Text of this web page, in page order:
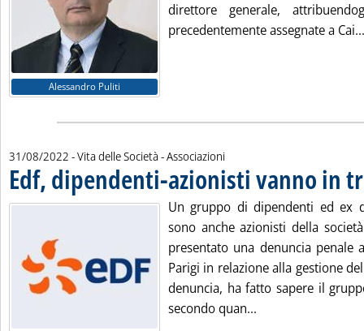
Alessandro Puliti
direttore generale,
precedentemente assegnate a Cai...
31/08/2022 - Vita delle Società - Associazioni
Edf, dipendenti-azionisti vanno in
Un gruppo di dipendenti ed ex
sono anche azionisti della
presentato una denuncia
Parigi in relazione alla gestione
denuncia, ha fatto sapere il
secondo quan...